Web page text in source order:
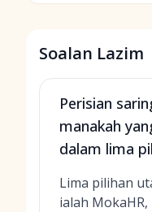
Soalan Lazim
Perisian
manakah
dalam lima
Lima pilihan
ialah